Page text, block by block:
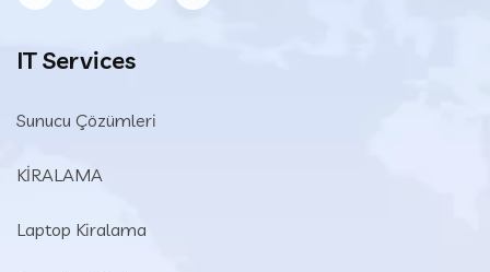
IT Services
Sunucu Çözümleri
KİRALAMA
Laptop Kiralama